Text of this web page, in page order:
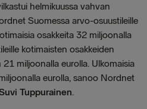
helmikuussa vahvan
Suomessa arvo-osuustileille
osakkeita 32 miljoonalla
kotimaisten osakkeiden
miljoonalla eurolla. Ulkomaisia
eurolla, sanoo Nordnet
Tuppurainen.